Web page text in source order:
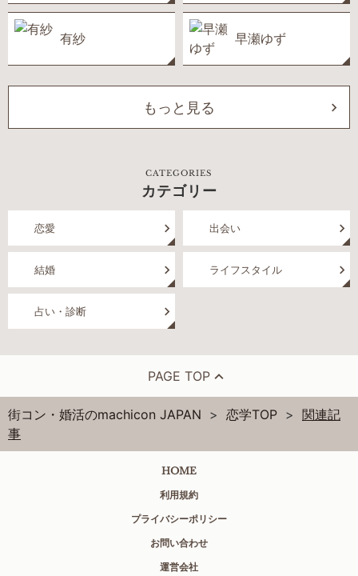
有紗 早瀬ゆず
もっと見る
CATEGORIES
カテゴリー
恋愛 出会い
結婚 ライフスタイル
占い・診断
PAGE TOP
街コン・婚活のmachicon JAPAN 恋学TOP
関連記
事
HOME
利用規約
プライバシーポリシー
お問い合わせ
運営会社